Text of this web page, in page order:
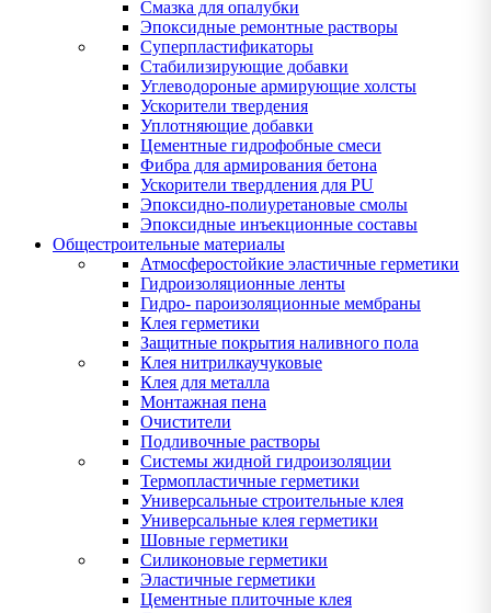
Смазка для опалубки
Эпоксидные ремонтные растворы
Суперпластификаторы
Стабилизирующие добавки
Углеводороные армирующие холсты
Ускорители твердения
Уплотняющие добавки
Цементные гидрофобные смеси
Фибра для армирования бетона
Ускорители твердления для PU
Эпоксидно-полиуретановые смолы
Эпоксидные инъекционные составы
Общестроительные материалы
Атмосферостойкие эластичные герметики
Гидроизоляционные ленты
Гидро- пароизоляционные мембраны
Клея герметики
Защитные покрытия наливного пола
Клея нитрилкаучуковые
Клея для металла
Монтажная пена
Очистители
Подливочные растворы
Системы жидной гидроизоляции
Термопластичные герметики
Универсальные строительные клея
Универсальные клея герметики
Шовные герметики
Силиконовые герметики
Эластичные герметики
Цементные плиточные клея